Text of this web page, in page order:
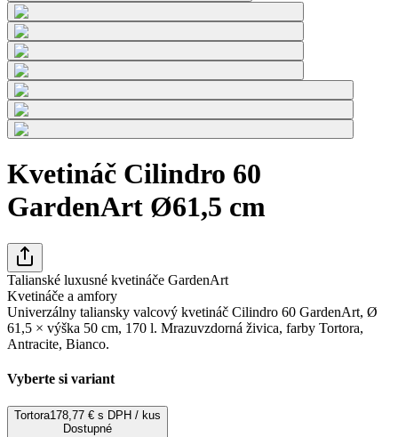
Kvetináč Cilindro 60
GardenArt Ø61,5 cm
Talianské luxusné kvetináče GardenArt
Kvetináče a amfory
Univerzálny taliansky valcový kvetináč Cilindro 60 GardenArt, Ø
61,5 × výška 50 cm, 170 l. Mrazuvzdorná živica, farby Tortora,
Antracite, Bianco.
Vyberte si variant
Tortora178,77 € s DPH / kus
Dostupné